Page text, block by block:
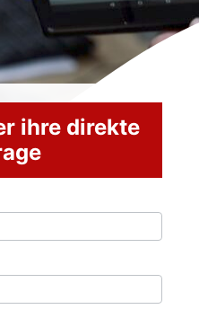
ihre direkte